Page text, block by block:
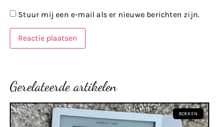
Stuur mij een e-mail als er nieuwe berichten zijn.
Gerelateerde artikelen
BOEKEN